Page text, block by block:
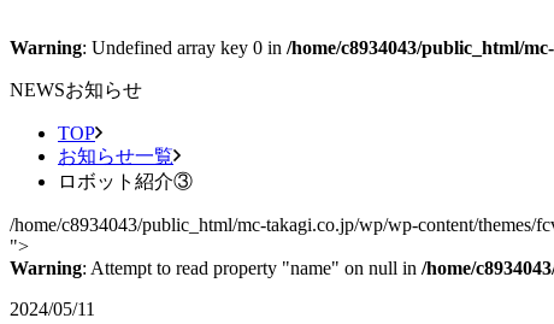
Warning: Undefined array key 0 in /home/c8934043/public_html/
NEWSお知らせ
TOP
お知らせ一覧
ロボット紹介③
/home/c8934043/public_html/mc-takagi.co.jp/wp/wp-content/themes/
">
Warning: Attempt to read property "name" on null in /home/
2024/05/11